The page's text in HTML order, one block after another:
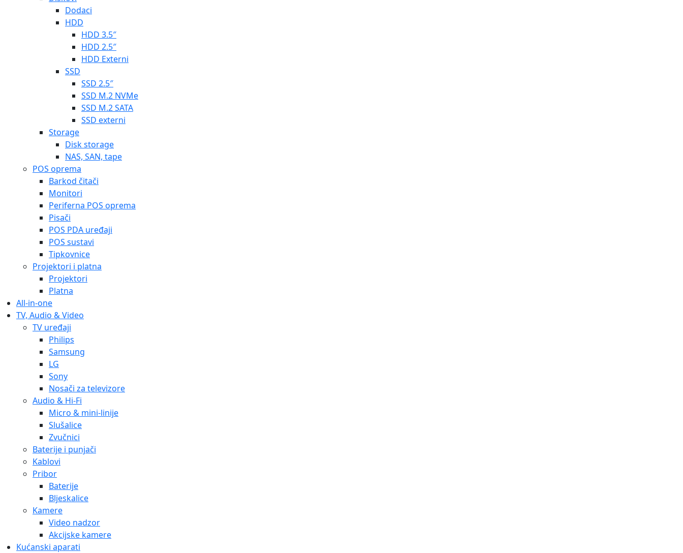
Dodaci
HDD
HDD 3.5″
HDD 2.5″
HDD Externi
SSD
SSD 2.5″
SSD M.2 NVMe
SSD M.2 SATA
SSD externi
Storage
Disk storage
NAS, SAN, tape
POS oprema
Barkod čitači
Monitori
Periferna POS oprema
Pisači
POS PDA uređaji
POS sustavi
Tipkovnice
Projektori i platna
Projektori
Platna
All-in-one
TV, Audio & Video
TV uređaji
Philips
Samsung
LG
Sony
Nosači za televizore
Audio & Hi-Fi
Micro & mini-linije
Slušalice
Zvučnici
Baterije i punjači
Kablovi
Pribor
Baterije
Bljeskalice
Kamere
Video nadzor
Akcijske kamere
Kućanski aparati